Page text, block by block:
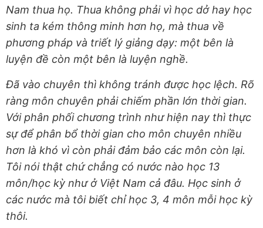
Nam thua họ. Thua không phải vì học dở hay học
sinh ta kém thông minh hơn họ, mà thua về
phương pháp và triết lý giảng dạy: một bên là
luyện đề còn một bên là luyện nghề.
Đã vào chuyên thì không tránh được học lệch. Rõ
ràng môn chuyên phải chiếm phần lớn thời gian.
Với phân phối chương trình như hiện nay thì thực
sự để phân bổ thời gian cho môn chuyên nhiều
hơn là khó vì còn phải đảm bảo các môn còn lại.
Tôi nói thật chứ chẳng có nước nào học 13
môn/học kỳ như ở Việt Nam cả đâu. Học sinh ở
các nước mà tôi biết chỉ học 3, 4 môn mỗi học kỳ
thôi.